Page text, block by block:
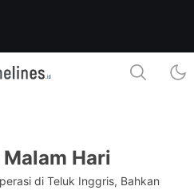
Budaya
Hari
di Teluk Inggris, Bahkan